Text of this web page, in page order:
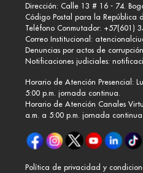
Dirección: Calle 13 # 16 - 74.
Código Postal para la República
Teléfono Conmutador: +57(601)
Correo Institucional:
Denuncias por actos de
Notificaciones judiciales:
Horario de Atención Presencial:
5:00 p.m. jornada continua.
Horario de Atención Canales
a.m. a 5:00 p.m. jornada continua.
Política de privacidad y